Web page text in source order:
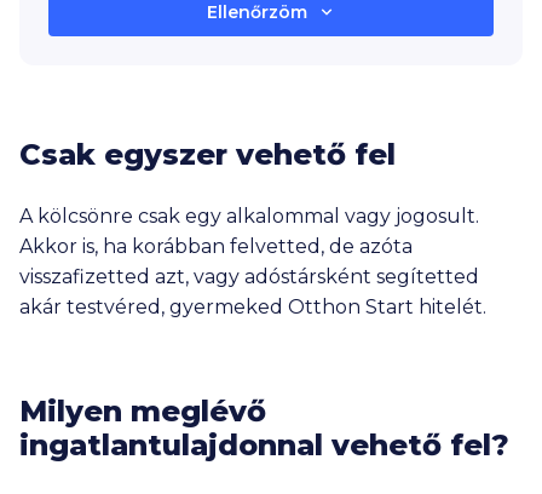
Ellenőrzöm
lakóingatlanban?
Van legalább 2 év folyamatos TB-
jogviszonyod?
Büntetlen előéletű vagy?
Igen Nem
Csak egyszer vehető fel
A kölcsönre csak egy alkalommal vagy jogosult.
Akkor is, ha korábban felvetted, de azóta
visszafizetted azt, vagy adóstársként segítetted
akár testvéred, gyermeked Otthon Start hitelét.
Milyen meglévő
ingatlantulajdonnal vehető fel?